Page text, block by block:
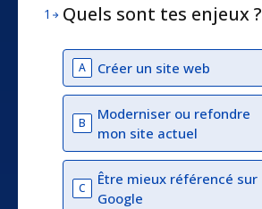
1 Quels sont tes enjeux ?
A Créer un site web
B
Moderniser ou refondre
mon site actuel
C
Être mieux référencé sur
Google